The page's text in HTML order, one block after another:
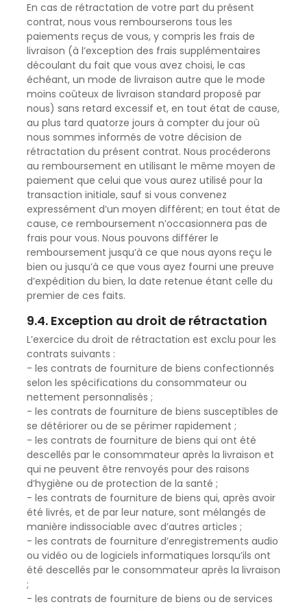
En cas de rétractation de votre part du présent
contrat, nous vous rembourserons tous les
paiements reçus de vous, y compris les frais de
livraison (à l’exception des frais supplémentaires
découlant du fait que vous avez choisi, le cas
échéant, un mode de livraison autre que le mode
moins coûteux de livraison standard proposé par
nous) sans retard excessif et, en tout état de cause,
au plus tard quatorze jours à compter du jour où
nous sommes informés de votre décision de
rétractation du présent contrat. Nous procéderons
au remboursement en utilisant le même moyen de
paiement que celui que vous aurez utilisé pour la
transaction initiale, sauf si vous convenez
expressément d’un moyen différent; en tout état de
cause, ce remboursement n’occasionnera pas de
frais pour vous. Nous pouvons différer le
remboursement jusqu’à ce que nous ayons reçu le
bien ou jusqu’à ce que vous ayez fourni une preuve
d’expédition du bien, la date retenue étant celle du
premier de ces faits.
9.4. Exception au droit de rétractation
L’exercice du droit de rétractation est exclu pour les
contrats suivants :
- les contrats de fourniture de biens confectionnés
selon les spécifications du consommateur ou
nettement personnalisés ;
- les contrats de fourniture de biens susceptibles de
se détériorer ou de se périmer rapidement ;
- les contrats de fourniture de biens qui ont été
descellés par le consommateur après la livraison et
qui ne peuvent être renvoyés pour des raisons
d’hygiène ou de protection de la santé ;
- les contrats de fourniture de biens qui, après avoir
été livrés, et de par leur nature, sont mélangés de
manière indissociable avec d’autres articles ;
- les contrats de fourniture d’enregistrements audio
ou vidéo ou de logiciels informatiques lorsqu’ils ont
été descellés par le consommateur après la livraison
;
- les contrats de fourniture de biens ou de services